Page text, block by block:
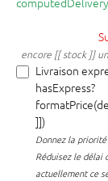
encore [[ stock ]]
Livraison
hasExpress?
]])
Donnez la
Réduisez le délai
actuellement ce